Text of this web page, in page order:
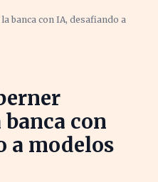
banca con IA, desafiando a
con
a modelos